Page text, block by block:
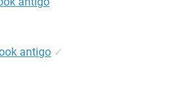
antigo ✓